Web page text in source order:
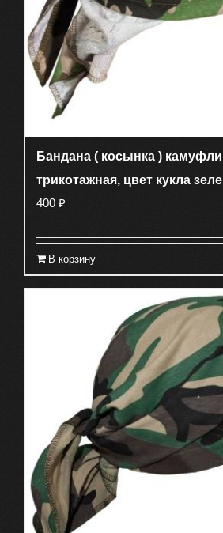
Бандана ( косынка )
трикотажная, цвет кукла
400 ₽
В корзину